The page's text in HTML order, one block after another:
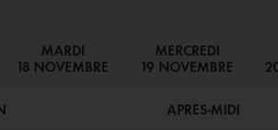
MARDI
18 NOVEMBRE
MERCREDI
19 NOVEMBRE
APRÈS-MIDI